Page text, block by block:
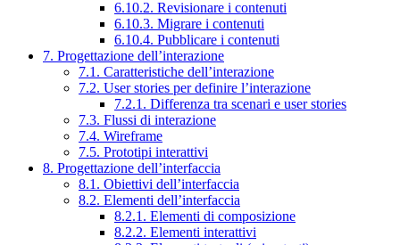
6.10.2. Revisionare i contenuti
6.10.3. Migrare i contenuti
6.10.4. Pubblicare i contenuti
7. Progettazione dell’interazione
7.1. Caratteristiche dell’interazione
7.2. User stories per definire l’interazione
7.2.1. Differenza tra scenari e user stories
7.3. Flussi di interazione
7.4. Wireframe
7.5. Prototipi interattivi
8. Progettazione dell’interfaccia
8.1. Obiettivi dell’interfaccia
8.2. Elementi dell’interfaccia
8.2.1. Elementi di composizione
8.2.2. Elementi interattivi